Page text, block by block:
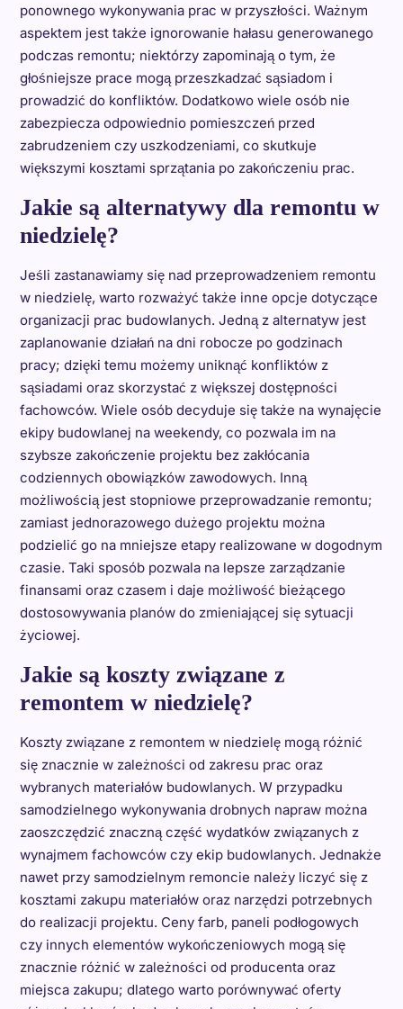
ponownego wykonywania prac w przyszłości. Ważnym
aspektem jest także ignorowanie hałasu generowanego
podczas remontu; niektórzy zapominają o tym, że
głośniejsze prace mogą przeszkadzać sąsiadom i
prowadzić do konfliktów. Dodatkowo wiele osób nie
zabezpiecza odpowiednio pomieszczeń przed
zabrudzeniem czy uszkodzeniami, co skutkuje
większymi kosztami sprzątania po zakończeniu prac.
Jakie są alternatywy dla remontu w
niedzielę?
Jeśli zastanawiamy się nad przeprowadzeniem remontu
w niedzielę, warto rozważyć także inne opcje dotyczące
organizacji prac budowlanych. Jedną z alternatyw jest
zaplanowanie działań na dni robocze po godzinach
pracy; dzięki temu możemy uniknąć konfliktów z
sąsiadami oraz skorzystać z większej dostępności
fachowców. Wiele osób decyduje się także na wynajęcie
ekipy budowlanej na weekendy, co pozwala im na
szybsze zakończenie projektu bez zakłócania
codziennych obowiązków zawodowych. Inną
możliwością jest stopniowe przeprowadzanie remontu;
zamiast jednorazowego dużego projektu można
podzielić go na mniejsze etapy realizowane w dogodnym
czasie. Taki sposób pozwala na lepsze zarządzanie
finansami oraz czasem i daje możliwość bieżącego
dostosowywania planów do zmieniającej się sytuacji
życiowej.
Jakie są koszty związane z
remontem w niedzielę?
Koszty związane z remontem w niedzielę mogą różnić
się znacznie w zależności od zakresu prac oraz
wybranych materiałów budowlanych. W przypadku
samodzielnego wykonywania drobnych napraw można
zaoszczędzić znaczną część wydatków związanych z
wynajmem fachowców czy ekip budowlanych. Jednakże
nawet przy samodzielnym remoncie należy liczyć się z
kosztami zakupu materiałów oraz narzędzi potrzebnych
do realizacji projektu. Ceny farb, paneli podłogowych
czy innych elementów wykończeniowych mogą się
znacznie różnić w zależności od producenta oraz
miejsca zakupu; dlatego warto porównywać oferty